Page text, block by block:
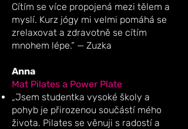
Cítím se více propojená mezi tělem a
myslí. Kurz jógy mi velmi pomáhá se
zrelaxovat a zdravotně se cítím
mnohem lépe.“ — Zuzka
Anna
Mat Pilates a Power Plate
„Jsem studentka vysoké školy a
pohyb je přirozenou součástí mého
života. Pilates se věnuji s radostí a